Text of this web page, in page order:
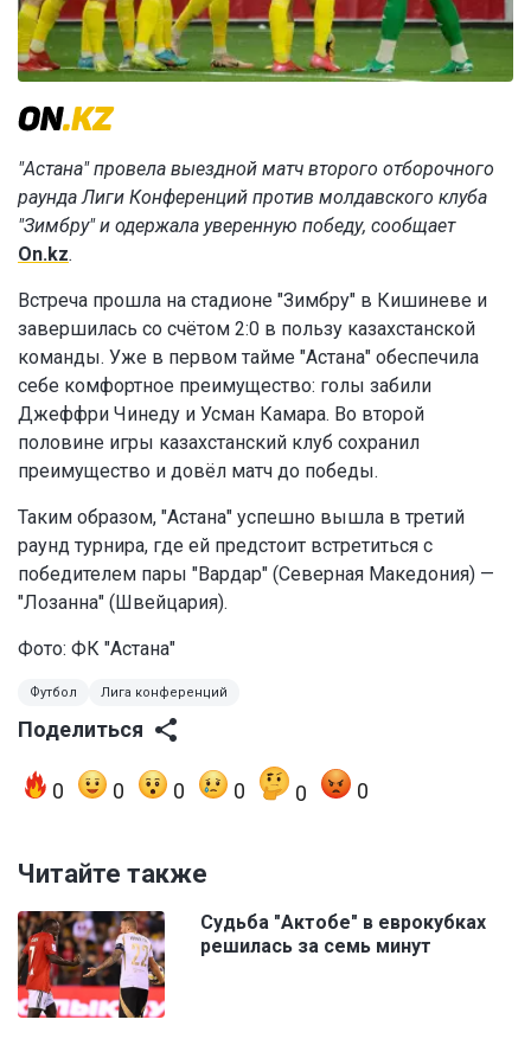
"Астана" провела выездной матч второго отборочного
раунда Лиги Конференций против молдавского клуба
"Зимбру" и одержала уверенную победу, сообщает
On.kz.
Встреча прошла на стадионе "Зимбру" в Кишиневе и
завершилась со счётом 2:0 в пользу казахстанской
команды. Уже в первом тайме "Астана" обеспечила
себе комфортное преимущество: голы забили
Джеффри Чинеду и Усман Камара. Во второй
половине игры казахстанский клуб сохранил
преимущество и довёл матч до победы.
Таким образом, "Астана" успешно вышла в третий
раунд турнира, где ей предстоит встретиться с
победителем пары "Вардар" (Северная Македония) —
"Лозанна" (Швейцария).
Фото: ФК "Астана"
Футбол Лига конференций
Поделиться
0 0 0 0 0 0
Читайте также
Судьба "Актобе" в еврокубках
решилась за семь минут